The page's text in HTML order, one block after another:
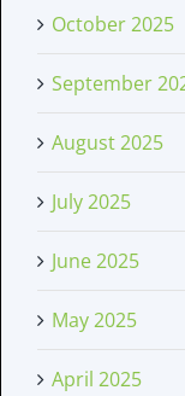
October 2025
September
August 2025
July 2025
June 2025
May 2025
April 2025